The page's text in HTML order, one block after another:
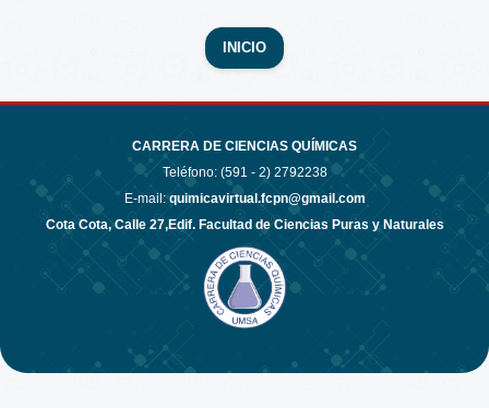
INICIO
CARRERA DE CIENCIAS QUÍMICAS
Teléfono: (591 - 2) 2792238
E-mail: quimicavirtual.fcpn@gmail.com
Cota Cota, Calle 27,Edif. Facultad de Ciencias Puras y Naturales